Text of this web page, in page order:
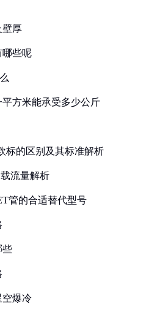
壁厚
哪些呢
方米能承受多少公斤
标的区别及其标准解析
流量解析
管的合适替代型号
些
空爆冷